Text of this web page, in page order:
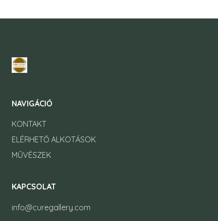
NAVIGÁCIÓ
KONTAKT
ELÉRHETŐ ALKOTÁSOK
MŰVÉSZEK
KAPCSOLAT
info@curegallery.com